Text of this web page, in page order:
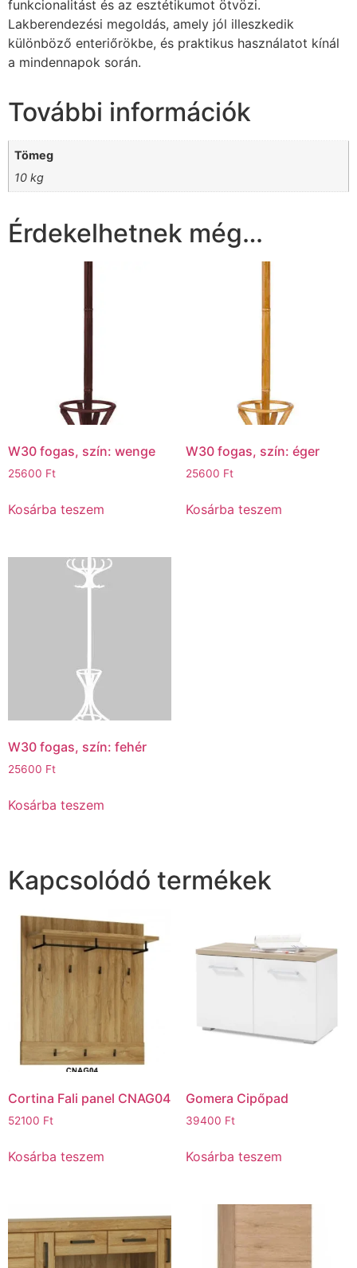
funkcionalitást és az esztétikumot ötvözi.
Lakberendezési megoldás, amely jól illeszkedik
különböző enteriőrökbe, és praktikus használatot kínál
a mindennapok során.
További információk
Tömeg
10 kg
Érdekelhetnek még…
W30 fogas, szín: wenge
25600 Ft
Kosárba teszem
W30 fogas, szín: éger
25600 Ft
Kosárba teszem
W30 fogas, szín: fehér
25600 Ft
Kosárba teszem
Kapcsolódó termékek
Cortina Fali panel CNAG04
52100 Ft
Kosárba teszem
Gomera Cipőpad
39400 Ft
Kosárba teszem